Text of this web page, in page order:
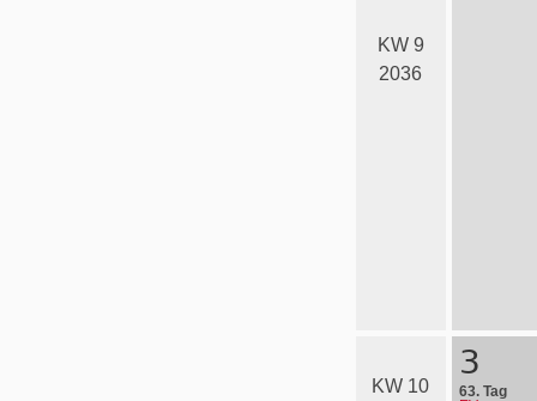
KW 9
2036
KW 10
3
63. Tag